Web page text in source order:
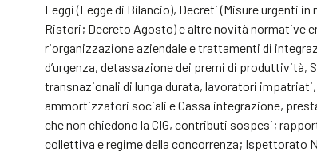
Leggi (Legge di Bilancio), Decreti (Misure urgenti
Ristori; Decreto Agosto) e altre novità normative
riorganizzazione aziendale e trattamenti di
d’urgenza, detassazione dei premi di
transnazionali di lunga durata, lavoratori
ammortizzatori sociali e Cassa integrazione,
che non chiedono la CIG, contributi sospesi;
collettiva e regime della concorrenza; Ispettorato